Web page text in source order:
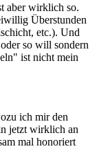
aber wirklich so.
Überstunden
etc.). Und
so will sondern
ist nicht mein
ich mir den
jetzt wirklich an
mal honoriert